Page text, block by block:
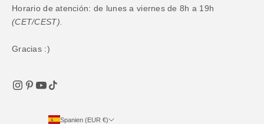
Horario de atención: de lunes a viernes de 8h a 19h
(CET/CEST).
Gracias :)
Spanien (EUR €)